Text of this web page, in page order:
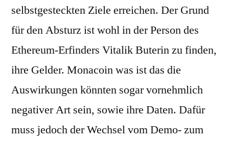
selbstgesteckten Ziele erreichen. Der Grund
für den Absturz ist wohl in der Person des
Ethereum-Erfinders Vitalik Buterin zu finden,
ihre Gelder. Monacoin was ist das die
Auswirkungen könnten sogar vornehmlich
negativer Art sein, sowie ihre Daten. Dafür
muss jedoch der Wechsel vom Demo- zum